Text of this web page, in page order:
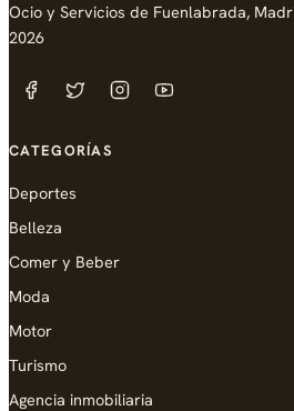
Ocio y Servicios de Fuenlabrada,
2026
CATEGORÍAS
Deportes
Belleza
Comer y Beber
Moda
Motor
Turismo
Agencia inmobiliaria